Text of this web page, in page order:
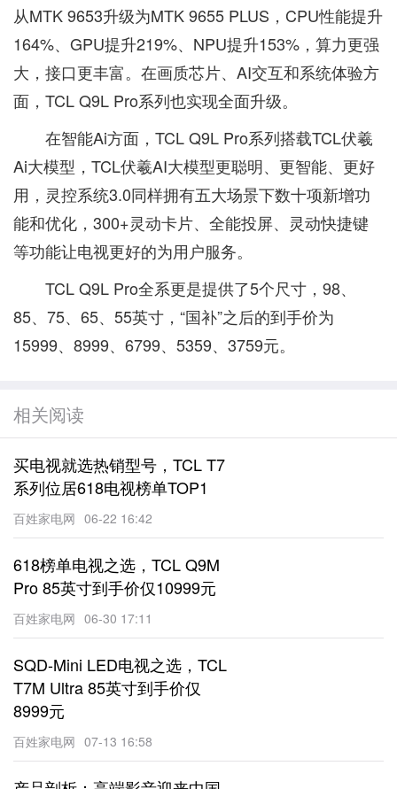
从MTK 9653升级为MTK 9655 PLUS，CPU性能提升
164%、GPU提升219%、NPU提升153%，算力更强
大，接口更丰富。在画质芯片、AI交互和系统体验方
面，TCL Q9L Pro系列也实现全面升级。
在智能Ai方面，TCL Q9L Pro系列搭载TCL伏羲
Ai大模型，TCL伏羲AI大模型更聪明、更智能、更好
用，灵控系统3.0同样拥有五大场景下数十项新增功
能和优化，300+灵动卡片、全能投屏、灵动快捷键
等功能让电视更好的为用户服务。
TCL Q9L Pro全系更是提供了5个尺寸，98、
85、75、65、55英寸，“国补”之后的到手价为
15999、8999、6799、5359、3759元。
相关阅读
买电视就选热销型号，TCL T7
系列位居618电视榜单TOP1
百姓家电网 06-22 16:42
618榜单电视之选，TCL Q9M
Pro 85英寸到手价仅10999元
百姓家电网 06-30 17:11
SQD-Mini LED电视之选，TCL
T7M Ultra 85英寸到手价仅
8999元
百姓家电网 07-13 16:58